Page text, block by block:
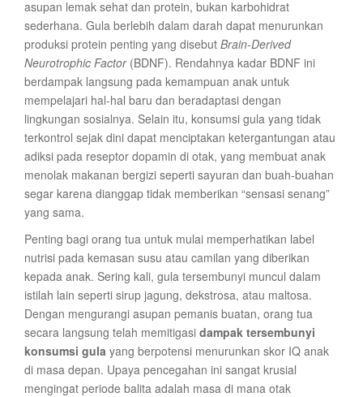
asupan lemak sehat dan protein, bukan karbohidrat
sederhana. Gula berlebih dalam darah dapat menurunkan
produksi protein penting yang disebut Brain-Derived
Neurotrophic Factor(BDNF). Rendahnya kadar BDNF ini
berdampak langsung pada kemampuan anak untuk
mempelajari hal-hal baru dan beradaptasi dengan
lingkungan sosialnya. Selain itu, konsumsi gula yang tidak
terkontrol sejak dini dapat menciptakan ketergantungan atau
adiksi pada reseptor dopamin di otak, yang membuat anak
menolak makanan bergizi seperti sayuran dan buah-buahan
segar karena dianggap tidak memberikan “sensasi senang”
yang sama.
Penting bagi orang tua untuk mulai memperhatikan label
nutrisi pada kemasan susu atau camilan yang diberikan
kepada anak. Sering kali, gula tersembunyi muncul dalam
istilah lain seperti sirup jagung, dekstrosa, atau maltosa.
Dengan mengurangi asupan pemanis buatan, orang tua
secara langsung telah memitigasi dampak tersembunyi
konsumsi gula yang berpotensi menurunkan skor IQ anak
di masa depan. Upaya pencegahan ini sangat krusial
mengingat periode balita adalah masa di mana otak